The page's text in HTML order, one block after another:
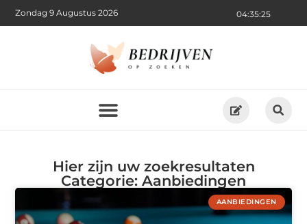
04:35:28
Zondag 9 Augustus 2026
Hier zijn uw zoekresultaten
Categorie: Aanbiedingen
AANBIEDINGEN